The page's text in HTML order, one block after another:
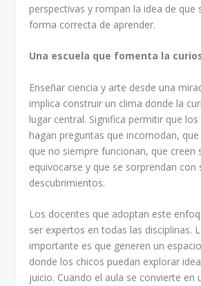
perspectivas y rompan la idea de que
forma correcta de aprender.
Una escuela que fomenta la
Enseñar ciencia y arte desde una
implica construir un clima donde la
lugar central. Significa permitir que
hagan preguntas que incomodan,
que no siempre funcionan, que creen
equivocarse y que se sorprendan con
descubrimientos.
Los docentes que adoptan este
ser expertos en todas las disciplinas.
importante es que generen un
donde los chicos puedan explorar
juicio. Cuando el aula se convierte en